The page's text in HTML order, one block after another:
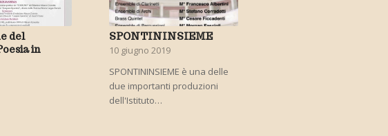
del
in
SPONTININSIEME
10 giugno 2019
SPONTININSIEME è una delle
due importanti produzioni
dell'Istituto…